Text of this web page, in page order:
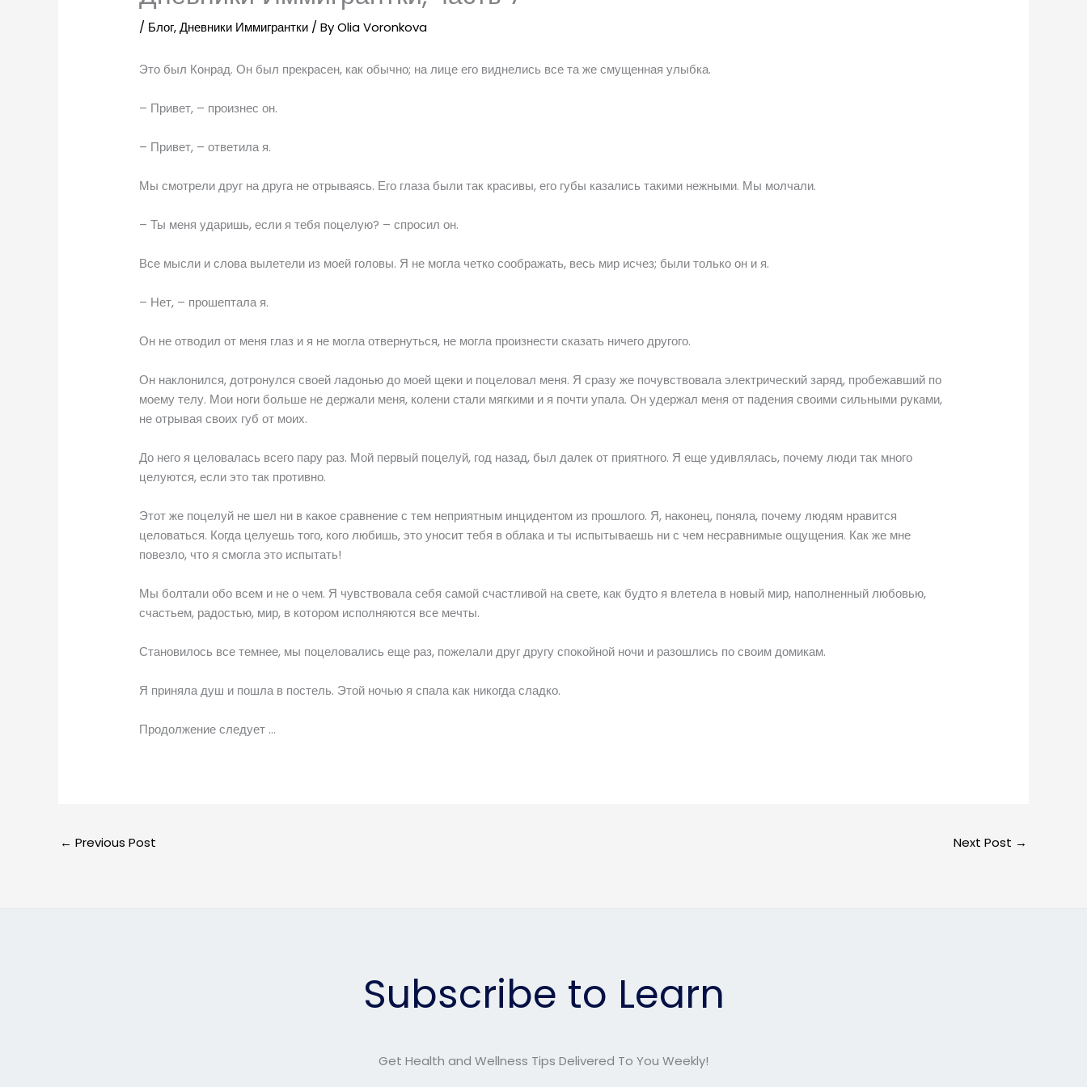
/ Блог,Дневники Иммигрантки / ByOlia Voronkova
Это был Конрад. Он был прекрасен, как обычно; на лице его виднелись все та же смущенная улыбка.
– Привет, – произнес он.
– Привет, – ответила я.
Мы смотрели друг на друга не отрываясь. Его глаза были так красивы, его губы казались такими нежными. Мы молчали.
– Ты меня ударишь, если я тебя поцелую? – спросил он.
Все мысли и слова вылетели из моей головы. Я не могла четко соображать, весь мир исчез; были только он и я.
– Нет, – прошептала я.
Он не отводил от меня глаз и я не могла отвернуться, не могла произнести сказать ничего другого.
Он наклонился, дотронулся своей ладонью до моей щеки и поцеловал меня. Я сразу же почувствовала электрический заряд, пробежавший по
моему телу. Мои ноги больше не держали меня, колени стали мягкими и я почти упала. Он удержал меня от падения своими сильными руками,
не отрывая своих губ от моих.
До него я целовалась всего пару раз. Мой первый поцелуй, год назад, был далек от приятного. Я еще удивлялась, почему люди так много
целуются, если это так противно.
Этот же поцелуй не шел ни в какое сравнение с тем неприятным инцидентом из прошлого. Я, наконец, поняла, почему людям нравится
целоваться. Когда целуешь того, кого любишь, это уносит тебя в облака и ты испытываешь ни с чем несравнимые ощущения. Как же мне
повезло, что я смогла это испытать!
Мы болтали обо всем и не о чем. Я чувствовала себя самой счастливой на свете, как будто я влетела в новый мир, наполненный любовью,
счастьем, радостью, мир, в котором исполняются все мечты.
Становилось все темнее, мы поцеловались еще раз, пожелали друг другу спокойной ночи и разошлись по своим домикам.
Я приняла душ и пошла в постель. Этой ночью я спала как никогда сладко.
Продолжение следует …
← Previous Post Next Post →
Subscribe to Learn
Get Health and Wellness Tips Delivered To You Weekly!